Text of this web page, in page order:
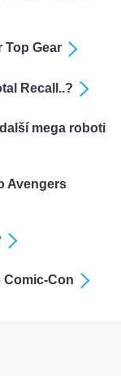
Top Gear
Recall..?
mega roboti
Avengers
Comic-Con